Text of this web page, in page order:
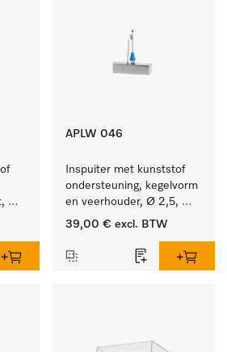
APLW 046
Inspuiter met kunststof
ondersteuning, kegelvorm
en veerhouder, Ø 2,5,
lengte 80 mm.
39,00 € excl. BTW